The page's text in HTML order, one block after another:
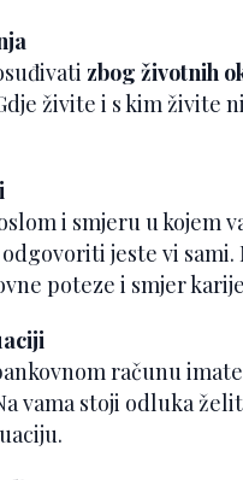
zbog životnih
živite i s kim živite
i smjeru u kojem
jeste vi
poteze i smjer
računu
vama stoji odluka